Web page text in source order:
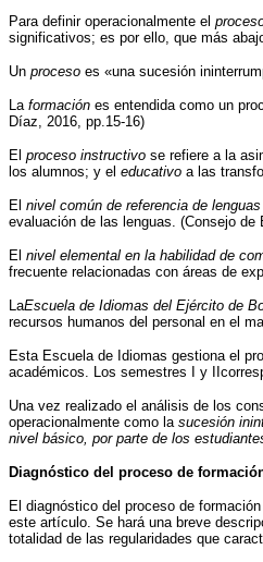
Para definir operacionalmente el
significativos; es por ello, que más
Un proceso es «una sucesión
La formación es entendida como un
Díaz, 2016, pp.15-16)
El proceso instructivo se refiere a la
los alumnos; y el educativo a las
El nivel común de referencia de lenguas
evaluación de las lenguas. (Consejo de
El nivel elemental en la habilidad de
frecuente relacionadas con áreas de
LaEscuela de Idiomas del Ejército de
recursos humanos del personal en el
Esta Escuela de Idiomas gestiona el
académicos. Los semestres I y
Una vez realizado el análisis de los
operacionalmente como la sucesión
nivel básico, por parte de los
Diagnóstico del proceso de
El diagnóstico del proceso de
este artículo. Se hará una breve
totalidad de las regularidades que